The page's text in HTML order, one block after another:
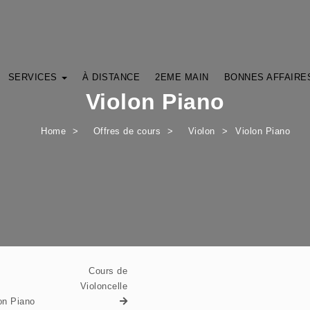
SERVICES À DISTANCE 2EME MAIN BONNES
Violon Piano
Home Offres de cours Violon Violon Piano
Piano
Cours de
Violoncelle